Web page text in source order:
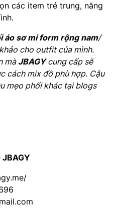
các item trẻ trung, năng
áo sơ mi form rộng nam/
cho outfit của mình.
mà JBAGYcung cấp sẽ
cách mix đồ phù hợp. Cậu
mẹo phối khác tại blogs
JBAGY